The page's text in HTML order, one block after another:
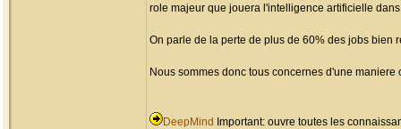
role majeur que jouera l'intelligence artificielle
On parle de la perte de plus de 60% des jobs bien
Nous sommes donc tous concernes d'une maniere
DeepMind Important: ouvre toutes les